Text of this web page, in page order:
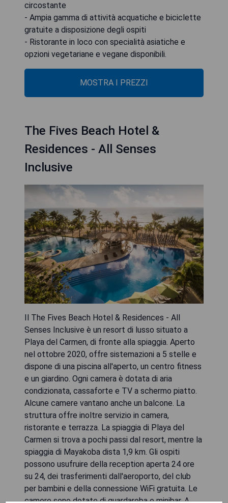
circostante
- Ampia gamma di attività acquatiche e biciclette
gratuite a disposizione degli ospiti
- Ristorante in loco con specialità asiatiche e
opzioni vegetariane e vegane disponibili.
MOSTRA I PREZZI
The Fives Beach Hotel &
Residences - All Senses
Inclusive
Il The Fives Beach Hotel & Residences - All
Senses Inclusive è un resort di lusso situato a
Playa del Carmen, di fronte alla spiaggia. Aperto
nel ottobre 2020, offre sistemazioni a 5 stelle e
dispone di una piscina all'aperto, un centro fitness
e un giardino. Ogni camera è dotata di aria
condizionata, cassaforte e TV a schermo piatto.
Alcune camere vantano anche un balcone. La
struttura offre inoltre servizio in camera,
ristorante e terrazza. La spiaggia di Playa del
Carmen si trova a pochi passi dal resort, mentre la
spiaggia di Mayakoba dista 1,9 km. Gli ospiti
possono usufruire della reception aperta 24 ore
su 24, dei trasferimenti dall'aeroporto, del club
per bambini e della connessione WiFi gratuita. Le
camere sono dotate di guardaroba e minibar. A